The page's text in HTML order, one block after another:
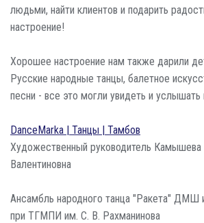
людьми, найти клиентов и подарить
настроение!
Хорошее настроение нам также дарили
Русские народные танцы, балетное
песни - все это могли увидеть и услышать
DanceMarka | Танцы | Тамбов
Художественный руководитель Камышева
Валентиновна
Ансамбль народного танца "Ракета" ДМШ
при ТГМПИ им. С. В. Рахманинова